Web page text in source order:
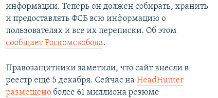
информации. Теперь он должен собирать, хранить
и предоставлять ФСБ всю информацию о
пользователях и все их переписки. Об этом
сообщает Роскомсвобода.
Правозащитники заметили, что сайт внесли в
реестр ещё 5 декабря. Сейчас на HeadHunter
размещено более 61 миллиона резюме